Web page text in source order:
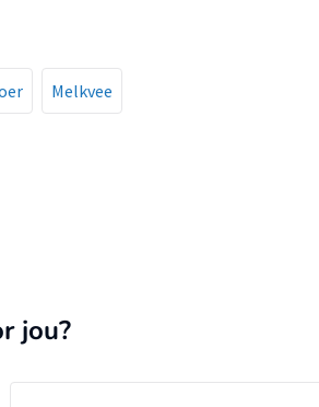
Melkvee
jou?